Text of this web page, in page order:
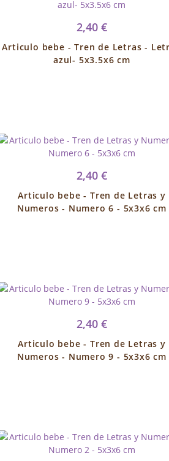
2,40 €
Articulo bebe - Tren de Letras -
azul- 5x3.5x6 cm
2,40 €
Articulo bebe - Tren de Letras y
Numeros - Numero 6 - 5x3x6 cm
2,40 €
Articulo bebe - Tren de Letras y
Numeros - Numero 9 - 5x3x6 cm